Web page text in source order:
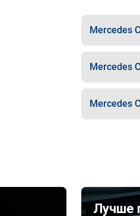
Mercedes
Mercedes
Mercedes
Лучше